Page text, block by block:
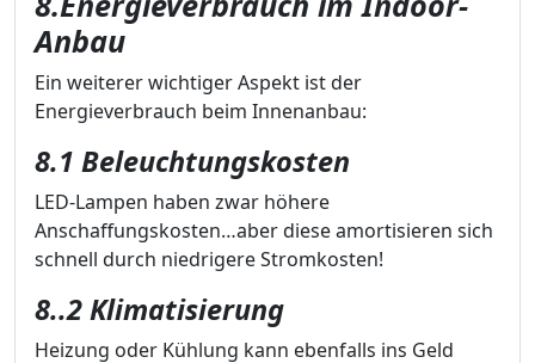
Anbau
Ein weiterer wichtiger Aspekt ist der
Energieverbrauch beim Innenanbau:
8.1 Beleuchtungskosten
LED-Lampen haben zwar höhere
Anschaffungskosten…aber diese amortisieren sich
schnell durch niedrigere Stromkosten!
8..2 Klimatisierung
Heizung oder Kühlung kann ebenfalls ins Geld